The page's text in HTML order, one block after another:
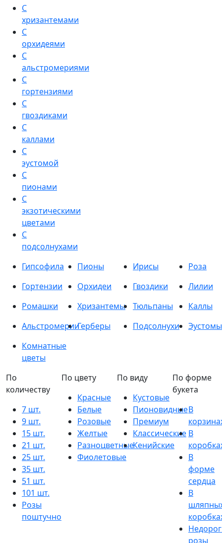
С
хризантемами
С
орхидеями
С
альстромериями
С
гортензиями
С
гвоздиками
С
каллами
С
эустомой
С
пионами
С
экзотическими
цветами
С
подсолнухами
Гипсофила
Пионы Ирисы
Роза
Гортензии
Орхидеи Гвоздики
Лилии
Ромашки
Хризантемы Тюльпаны
Каллы
АльстромерииГерберы Подсолнухи
Эустомы
Комнатные
цветы
По
количеству
7 шт.
9 шт.
15 шт.
21 шт.
25 шт.
35 шт.
51 шт.
101 шт.
Розы
поштучно
По цвету
Красные
Белые
Розовые
Желтые
Разноцветные
Фиолетовые
По виду
Кустовые
Пионовидные
Премиум
Классические
Кенийские
По форме
букета
В
В
В
форме
сердца
В
розы